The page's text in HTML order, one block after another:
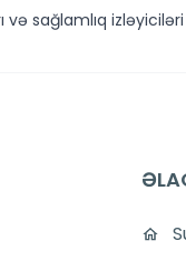
sağlamlıq
yaxından